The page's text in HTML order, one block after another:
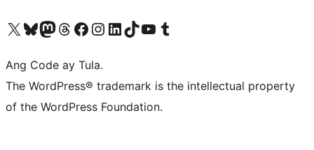
Visit our X (formerly Twitter) account
Bisitahin ang aming Bluesky account
Visit our Mastodon account
Bisitahin ang aming Threads account
Visit our Facebook page
Visit our Instagram account
Visit our LinkedIn account
Bisitahin ang aming TikTok account
Visit our YouTube channel
Bisitahin ang aming Tumblr account
Ang Code ay Tula.
The WordPress® trademark is the intellectual property
of the WordPress Foundation.